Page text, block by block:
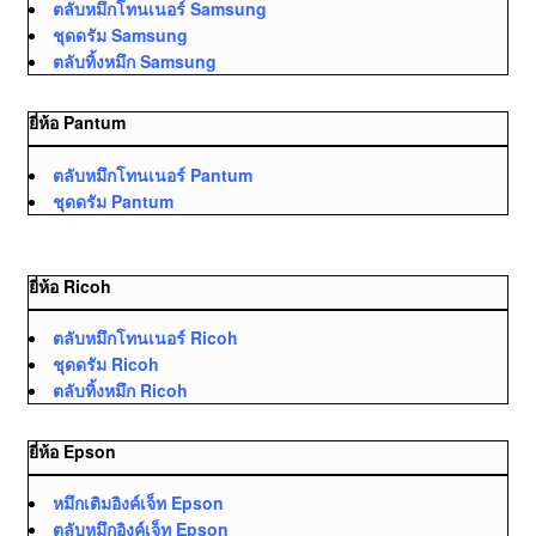
ตลับหมึกโทนเนอร์ Samsung
ชุดดรัม Samsung
ตลับทิ้งหมึก Samsung
ยี่ห้อ Pantum
ตลับหมึกโทนเนอร์ Pantum
ชุดดรัม Pantum
ยี่ห้อ Ricoh
ตลับหมึกโทนเนอร์ Ricoh
ชุดดรัม Ricoh
ตลับทิ้งหมึก Ricoh
ยี่ห้อ Epson
หมึกเติมอิงค์เจ็ท Epson
ตลับหมึกอิงค์เจ็ท Epson